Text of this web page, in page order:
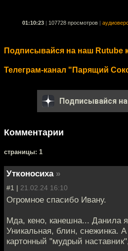
01:10:23 107728 просмотров
Подписывайся на наш Rutube
Телеграм-канал "Парящий
Подписывайся
Комментарии
cтраницы: 1
Утконосиха »
#1 | 21.02.24 16:10
Огромное спасибо Ивану.
Мда, кено, канешна... Данила
Уникальная, блин, снежинка.
картонный "мудрый